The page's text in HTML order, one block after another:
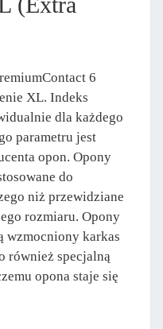
6
XL. Indeks
dla każdego
parametru jest
opon. Opony
do
niż przewidziane
rozmiaru. Opony
wzmocniony karkas
również specjalną
opona staje się